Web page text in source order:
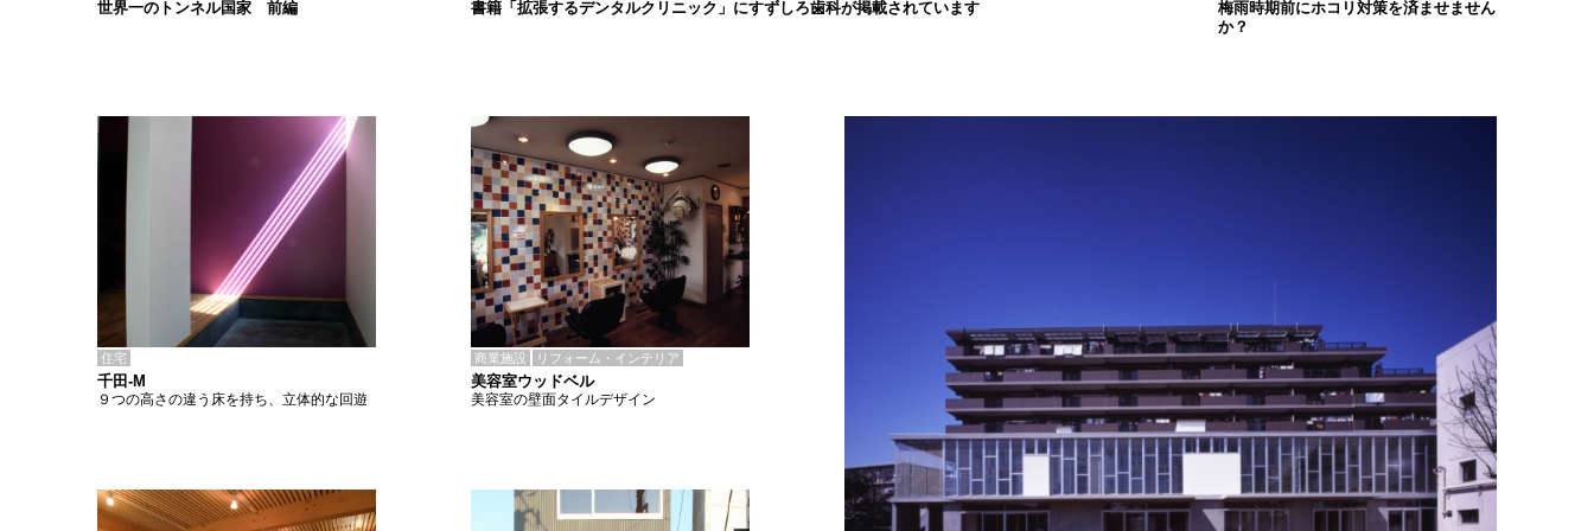
書籍「拡張するデンタルクリニック」にすずしろ歯科が掲載されています
世界一のトンネル国家 前編
梅雨時期前にホコリ対策を済ませません
か？
住宅
千田-M
９つの高さの違う床を持ち、立体的な回遊
商業施設 リフォーム・インテリア
美容室ウッドベル
美容室の壁面タイルデザイン